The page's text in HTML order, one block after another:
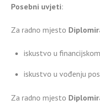
Posebni uvjeti:
Za radno mjesto
iskustvo u
iskustvo u vođenju
Za radno mjesto